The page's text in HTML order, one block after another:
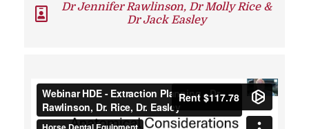
Dr Jennifer Rawlinson, Dr Molly Rice &
Dr Jack Easley